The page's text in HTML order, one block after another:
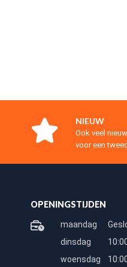
NIEUW
Ook veel
voor een
OPENINGSTIJDEN
maandag
dinsdag
woensdag